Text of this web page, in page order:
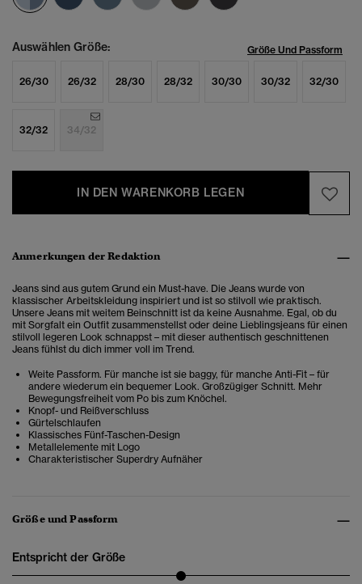
Auswählen Größe: Größe Und Passform
26/30 26/32 28/30 28/32 30/30 30/32 32/30
32/32 34/32
IN DEN WARENKORB LEGEN
Anmerkungen der Redaktion
Jeans sind aus gutem Grund ein Must-have. Die Jeans wurde von
klassischer Arbeitskleidung inspiriert und ist so stilvoll wie praktisch.
Unsere Jeans mit weitem Beinschnitt ist da keine Ausnahme. Egal, ob du
mit Sorgfalt ein Outfit zusammenstellst oder deine Lieblingsjeans für einen
stilvoll legeren Look schnappst – mit dieser authentisch geschnittenen
Jeans fühlst du dich immer voll im Trend.
Weite Passform. Für manche ist sie baggy, für manche Anti-Fit – für
andere wiederum ein bequemer Look. Großzügiger Schnitt. Mehr
Bewegungsfreiheit vom Po bis zum Knöchel.
Knopf- und Reißverschluss
Gürtelschlaufen
Klassisches Fünf-Taschen-Design
Metallelemente mit Logo
Charakteristischer Superdry Aufnäher
Größe und Passform
Entspricht der Größe